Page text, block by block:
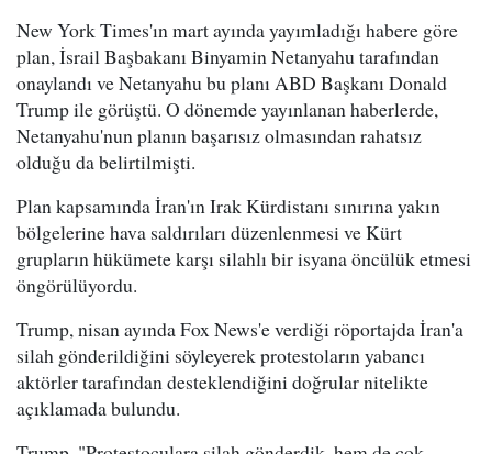
New York Times'ın mart ayında yayımladığı habere göre
plan, İsrail Başbakanı Binyamin Netanyahu tarafından
onaylandı ve Netanyahu bu planı ABD Başkanı Donald
Trump ile görüştü. O dönemde yayınlanan haberlerde,
Netanyahu'nun planın başarısız olmasından rahatsız
olduğu da belirtilmişti.
Plan kapsamında İran'ın Irak Kürdistanı sınırına yakın
bölgelerine hava saldırıları düzenlenmesi ve Kürt
grupların hükümete karşı silahlı bir isyana öncülük etmesi
öngörülüyordu.
Trump, nisan ayında Fox News'e verdiği röportajda İran'a
silah gönderildiğini söyleyerek protestoların yabancı
aktörler tarafından desteklendiğini doğrular nitelikte
açıklamada bulundu.